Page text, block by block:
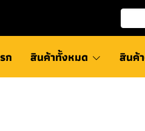
ก สินค้าทั้งหมด สินค้